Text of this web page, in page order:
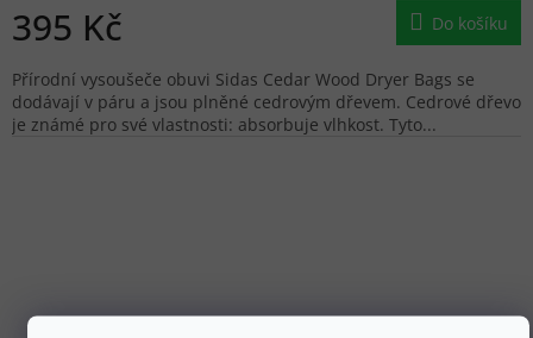
395 Kč Do košíku
Přírodní vysoušeče obuvi Sidas Cedar Wood Dryer Bags se
dodávají v páru a jsou plněné cedrovým dřevem. Cedrové dřevo
je známé pro své vlastnosti: absorbuje vlhkost. Tyto...